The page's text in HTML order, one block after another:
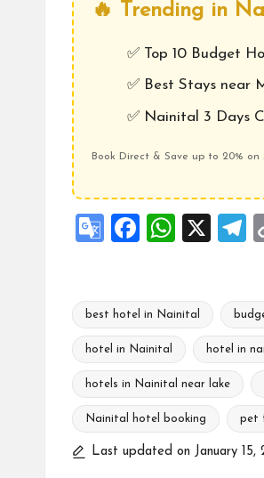
🔥 Trending in
✅ Top 10 Budget
✅ Best Stays near
✅ Nainital 3 Days
Book Direct & Save up to 20% on
G
gl
e
Tr
a
ns
la
F
b
o
o
k
W
s
A
p
p
X
a
Tags:
best hotel in Nainital
hotel in Nainital hotel in
hotels in Nainital near lake
Nainital hotel booking pet
Last updated on January 15,